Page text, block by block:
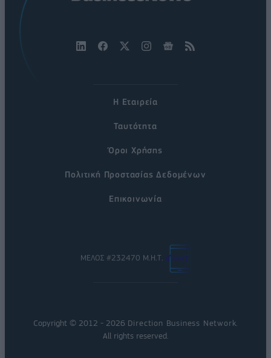
Η Εταιρεία
Ταυτότητα
Όροι Χρήσης
Πολιτική Προστασίας Δεδομένων
Επικοινωνία
ΜΕΛΟΣ #232470 Μ.Η.Τ.
Copyright © 2012 - 2026 Direction Business Network
All rights reserved.